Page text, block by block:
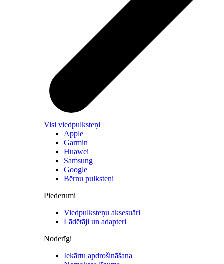
Visi viedpulksteņi
Apple
Garmin
Huawei
Samsung
Google
Bērnu pulksteņi
Piederumi
Viedpulksteņu aksesuāri
Lādētāji un adapteri
Noderīgi
Iekārtu apdrošināšana